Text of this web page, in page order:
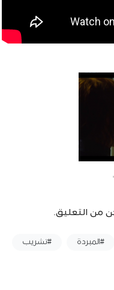
من التعليق.
#المبردة #تشريب